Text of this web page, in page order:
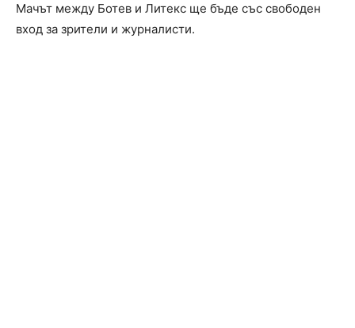
Мачът между Ботев и Литекс ще бъде със свободен
вход за зрители и журналисти.